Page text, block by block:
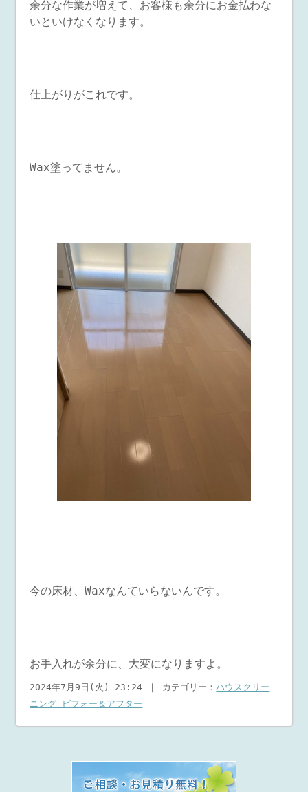
余分な作業が増えて、お客様も余分にお金払わな
いといけなくなります。
仕上がりがこれです。
Wax塗ってません。
今の床材、Waxなんていらないんです。
お手入れが余分に、大変になりますよ。
2024年7月9日(火) 23:24 ｜ カテゴリー：ハウスクリー
ニング ビフォー＆アフター